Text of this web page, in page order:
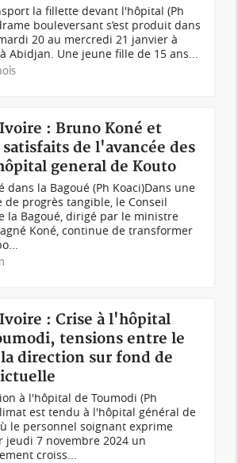
la fillette devant l'hôpital (Ph
bouleversant s’est produit dans
20 au mercredi 21 janvier à
Abidjan. Une jeune fille de 15 ans...
: Bruno Koné et
de l'avancée des
general de Kouto
dans la Bagoué (Ph Koaci)Dans une
de progrès tangible, le Conseil
la Bagoué, dirigé par le ministre
Koné, continue de transformer
: Crise à l'hôpital
tensions entre le
direction sur fond de
à l'hôpital de Toumodi (Ph
est tendu à l'hôpital général de
le personnel soignant exprime
jeudi 7 novembre 2024 un
croiss...